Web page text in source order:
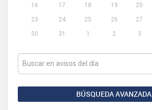
16
17 18 19 20
23
24 25 26 27
30
31 1 2 3
BÚSQUEDA AVANZADA